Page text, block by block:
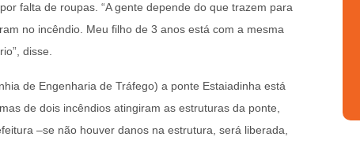
falta de roupas. “A gente depende do que trazem para
no incêndio. Meu filho de 3 anos está com a mesma
disse.
de Engenharia de Tráfego) a ponte Estaiadinha está
de dois incêndios atingiram as estruturas da ponte,
–se não houver danos na estrutura, será liberada,